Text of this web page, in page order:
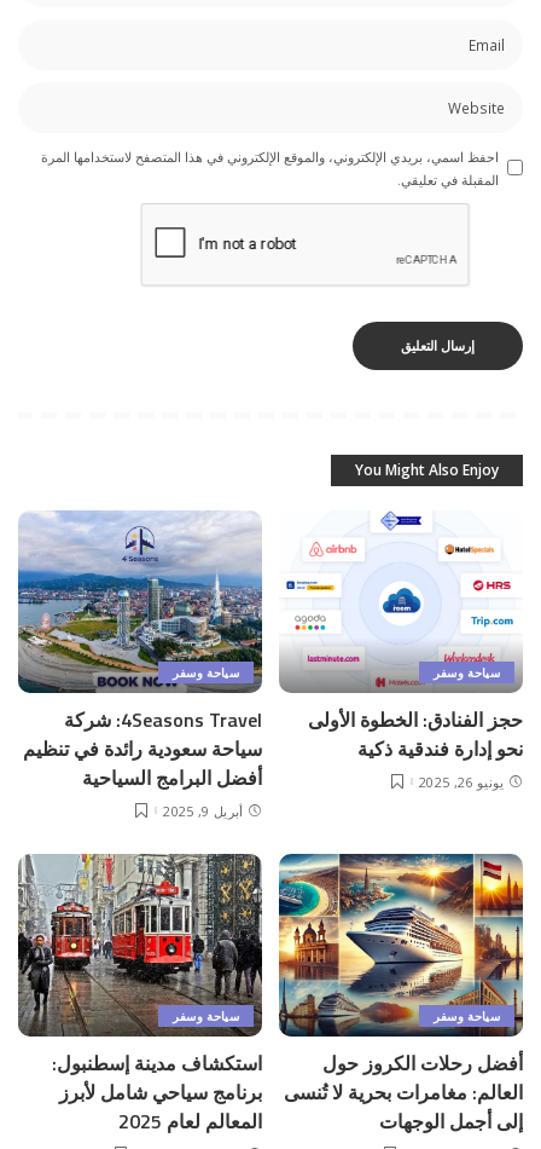
احفظ اسمي، بريدي الإلكتروني، والموقع الإلكتروني في هذا المتصفح لاستخدامها المرة
المقبلة في تعليقي.
You Might Also Enjoy
سياحة وسفر
حجز الفنادق: الخطوة الأولى
نحو إدارة فندقية ذكية
يونيو 26, 2025
سياحة وسفر
4Seasons Travel: شركة
سياحة سعودية رائدة في تنظيم
أفضل البرامج السياحية
أبريل 9, 2025
سياحة وسفر
أفضل رحلات الكروز حول
العالم: مغامرات بحرية لا تُنسى
إلى أجمل الوجهات
سياحة وسفر
استكشاف مدينة إسطنبول:
برنامج سياحي شامل لأبرز
المعالم لعام 2025